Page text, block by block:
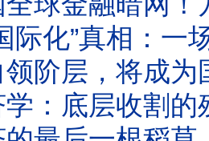
相：一场精心设计的中国韭菜
成为国家的掘墓人！历史进程将被
割的残酷真相与生存法则！社